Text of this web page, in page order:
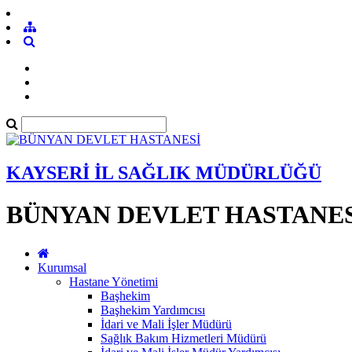
KAYSERİ İL SAĞLIK MÜDÜRLÜĞÜ
BÜNYAN DEVLET
Kurumsal
Hastane Yönetimi
Başhekim
Başhekim Yardımcısı
İdari ve Mali İşler Müdürü
Sağlık Bakım Hizmetleri Müdürü